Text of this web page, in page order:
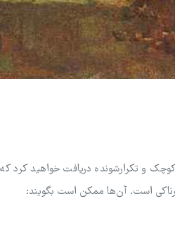
و تکرارشونده دریافت خواهید کرد
است. آن‌ها ممکن است بگویند: